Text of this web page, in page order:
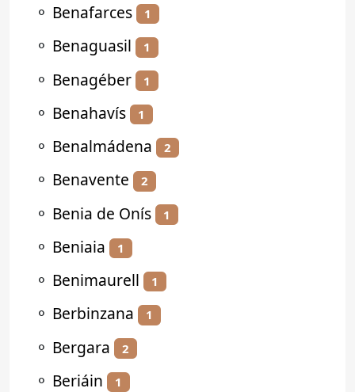
⚬ Benafarces 1
⚬ Benaguasil 1
⚬ Benagéber 1
⚬ Benahavís 1
⚬ Benalmádena 2
⚬ Benavente 2
⚬ Benia de Onís 1
⚬ Beniaia 1
⚬ Benimaurell 1
⚬ Berbinzana 1
⚬ Bergara 2
⚬ Beriáin 1